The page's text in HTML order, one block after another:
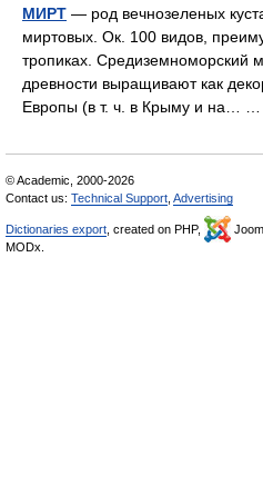
МИРТ — род вечнозеленых
миртовых. Ок. 100 видов,
тропиках. Средиземноморский
древности выращивают как
Европы (в т. ч. в Крыму и на…
© Academic, 2000-2026
Contact us: Technical Support Advertising
Dictionaries export , created on PHP,
MODx.